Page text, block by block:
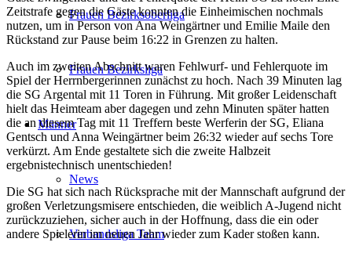
Frauen Bezirksoberliga
Frauen Bezirksliga
Männer
News
Verbandsliga Team
Zeitstrafe gegen die Gäste konnten die Einheimischen nochmals
nutzen, um in Person von Ana Weingärtner und Emilie Maile den
Rückstand zur Pause beim 16:22 in Grenzen zu halten.
Auch im zweiten Abschnitt waren Fehlwurf- und Fehlerquote im
Spiel der Herrnbergerinnen zunächst zu hoch. Nach 39 Minuten lag
die SG Argental mit 11 Toren in Führung. Mit großer Leidenschaft
hielt das Heimteam aber dagegen und zehn Minuten später hatten
die an diesem Tag mit 11 Treffern beste Werferin der SG, Eliana
Gentsch und Anna Weingärtner beim 26:32 wieder auf sechs Tore
verkürzt. Am Ende gestaltete sich die zweite Halbzeit
ergebnistechnisch unentschieden!
Die SG hat sich nach Rücksprache mit der Mannschaft aufgrund der
großen Verletzungsmisere entschieden, die weiblich A-Jugend nicht
zurückzuziehen, sicher auch in der Hoffnung, dass die ein oder
andere Spielerin im neuen Jahr wieder zum Kader stoßen kann.